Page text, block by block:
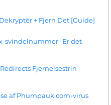
+ Fjern Det [Guide]
svindelnummer- Er det
Fjernelsestrin
af Phumpauk.com-virus